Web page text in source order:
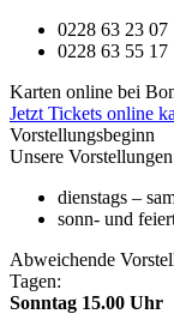
0228 63 23 07
0228 63 55 17
Karten online bei
Jetzt Tickets online
Vorstellungsbeginn
Unsere
dienstags –
sonn- und
Abweichende
Tagen:
Sonntag 15.00 Uhr